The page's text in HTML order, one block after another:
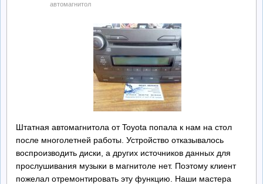
автомагнитол
Штатная автомагнитола от Toyota попала к нам на стол
после многолетней работы. Устройство отказывалось
воспроизводить диски, а других источников данных для
прослушивания музыки в магнитоле нет. Поэтому клиент
пожелал отремонтировать эту функцию. Наши мастера